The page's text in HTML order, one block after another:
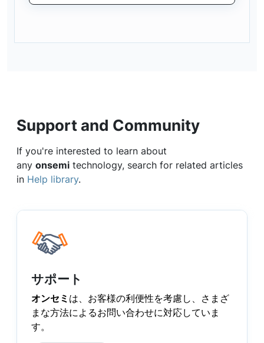
Support and Community
If you're interested to learn about
any onsemi technology, search for related articles
in Help library.
サポート
オンセミ は、お客様の利便性を考慮し、さまざ
まな方法によるお問い合わせに対応していま
す。